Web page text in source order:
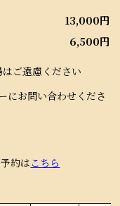
13,000円
6,500円
ご遠慮ください
にお問い合わせくださ
約は こちら